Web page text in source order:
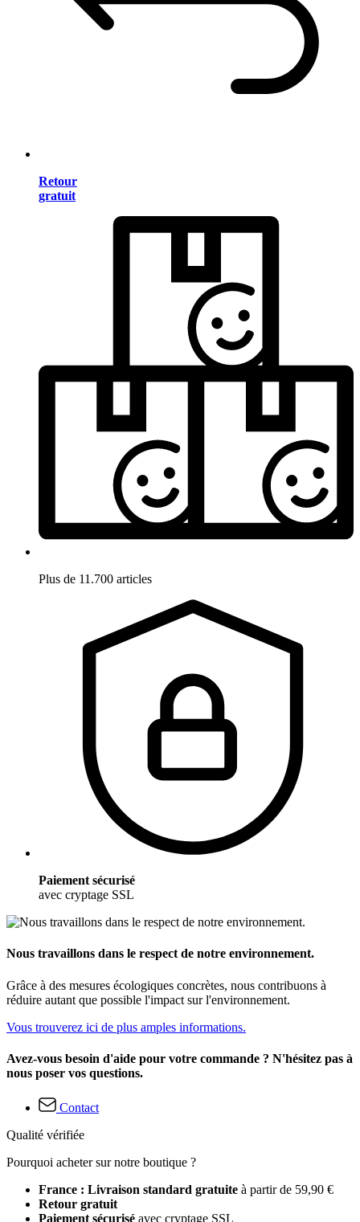
Retour
gratuit
Plus de 11.700 articles
Paiement sécurisé
avec cryptage SSL
Nous travaillons dans le respect de notre environnement.
Grâce à des mesures écologiques concrètes, nous contribuons à
réduire autant que possible l'impact sur l'environnement.
Vous trouverez ici de plus amples informations.
Avez-vous besoin d'aide pour votre commande ? N'hésitez pas à
nous poser vos questions.
Contact
Qualité vérifiée
Pourquoi acheter sur notre boutique ?
France : Livraison standard gratuite à partir de 59,90 €
Retour gratuit
Paiement sécurisé avec cryptage SSL